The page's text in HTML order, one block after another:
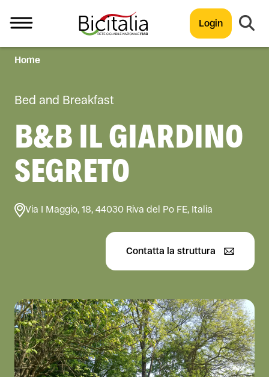
Login
TUTTO
Home
Bed and Breakfast
B&B IL GIARDINO
SEGRETO
Via I Maggio, 18, 44030 Riva del Po FE, Italia
Contatta la struttura